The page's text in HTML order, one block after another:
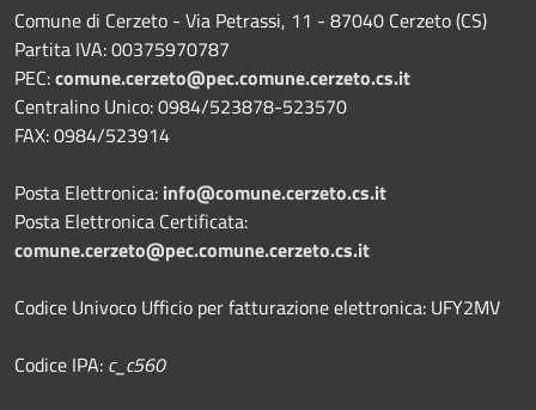
Comune di Cerzeto - Via Petrassi, 11 - 87040 Cerzeto (CS)
Partita IVA: 00375970787
PEC:comune.cerzeto@pec.comune.cerzeto.cs.it
Centralino Unico: 0984/523878-523570
FAX: 0984/523914
Posta Elettronica: info@comune.cerzeto.cs.it
Posta Elettronica Certificata:
comune.cerzeto@pec.comune.cerzeto.cs.it
Codice Univoco Ufficio per fatturazione elettronica: UFY2MV
Codice IPA: c_c560